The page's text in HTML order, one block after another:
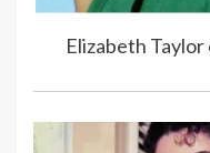
Elizabeth Taylor